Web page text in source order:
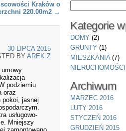
Kraków o
220.00m2 →
30 LIPCA 2015
BY AREK.Z
umowy
podziemiu
oraz
pokoi, jasnej
usługowo-
Mniejszy
Kategorie
DOMY (2)
GRUNTY (1)
MIESZKANIA(7)
NIERUCHOMOŚCI
Archiwum
MARZEC 2016
LUTY 2016
STYCZEŃ 2016
GRUDZIEŃ 2015